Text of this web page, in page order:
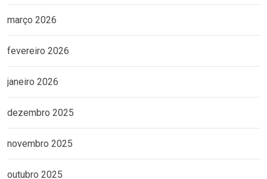
março 2026
fevereiro 2026
janeiro 2026
dezembro 2025
novembro 2025
outubro 2025